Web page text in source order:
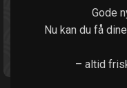
Gode
Nu kan du få
– altid